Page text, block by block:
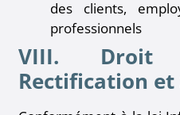
des clients,
professionnels
VIII. Droit
Rectification et